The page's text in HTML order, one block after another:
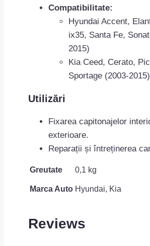
Compatibilitate:
Hyundai Accent,
ix35, Santa Fe,
2015)
Kia Ceed, Cerato,
Sportage (2003-2015)
Utilizări
Fixarea capitonajelor
exterioare.
Reparații și întreținerea
Greutate 0,1 kg
Marca Auto Hyundai, Kia
Reviews